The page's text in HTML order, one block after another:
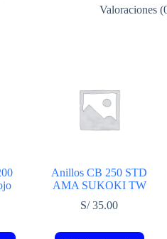
Valoraciones
Anillos CB 250 STD
AMA SUKOKI TW
S/35.00